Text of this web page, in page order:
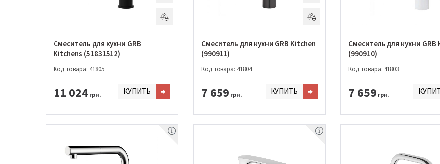
Смеситель для кухни GRB
Kitchens (51831512)
Код товара: 41805
11 024 грн. КУПИТЬ
Смеситель для кухни GRB Kitchen
(990911)
Код товара: 41804
7 659 грн. КУПИТЬ
Смеситель для кухни GRB
(990910)
Код товара: 41803
7 659 грн.